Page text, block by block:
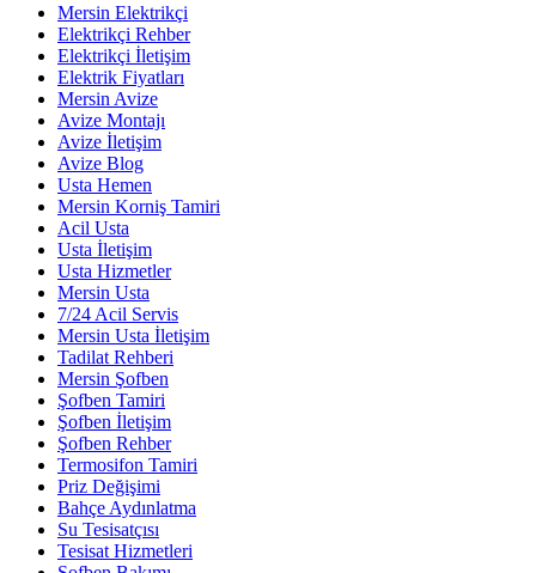
Mersin Elektrikçi
Elektrikçi Rehber
Elektrikçi İletişim
Elektrik Fiyatları
Mersin Avize
Avize Montajı
Avize İletişim
Avize Blog
Usta Hemen
Mersin Korniş Tamiri
Acil Usta
Usta İletişim
Usta Hizmetler
Mersin Usta
7/24 Acil Servis
Mersin Usta İletişim
Tadilat Rehberi
Mersin Şofben
Şofben Tamiri
Şofben İletişim
Şofben Rehber
Termosifon Tamiri
Priz Değişimi
Bahçe Aydınlatma
Su Tesisatçısı
Tesisat Hizmetleri